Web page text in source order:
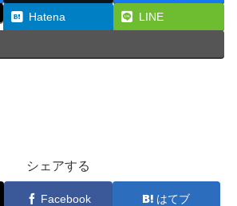
Hatena LINE
シェアする
Facebook はてブ